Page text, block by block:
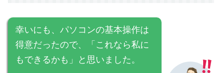
幸いにも、パソコンの基本操作は
得意だったので、「これなら私に
もできるかも」と思いました。